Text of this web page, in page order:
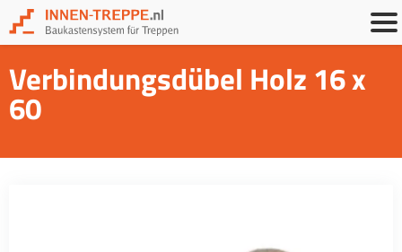
Verbindungsdübel Holz 16 x
60